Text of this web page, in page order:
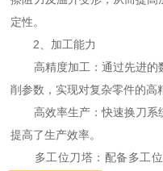
定性。
2、加工能力
高精度加工：通过先进的
削参数，实现对复杂零件的高
高效率生产：快速换刀系
提高了生产效率。
多工位刀塔：配备多工位